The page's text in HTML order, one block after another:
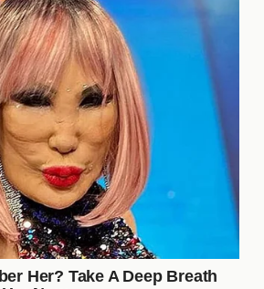
interactúen entre sí
Sin embargo, el contenido
es compartido por el equipo de
de las cuentas oficiales del
los concursantes
programa?
de los Famosos 6
concluye,
experimentar un aumento
popularidad y oportunidades